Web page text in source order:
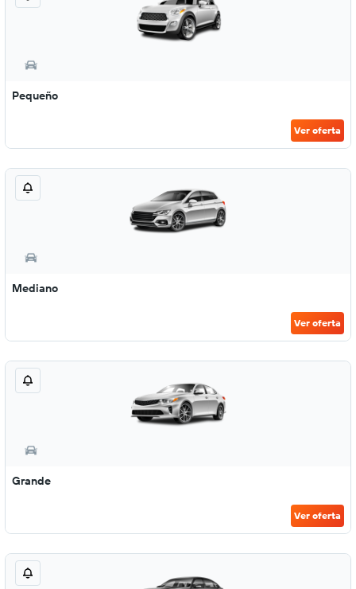
Pequeño
Ver oferta
Mediano
Ver oferta
Grande
Ver oferta